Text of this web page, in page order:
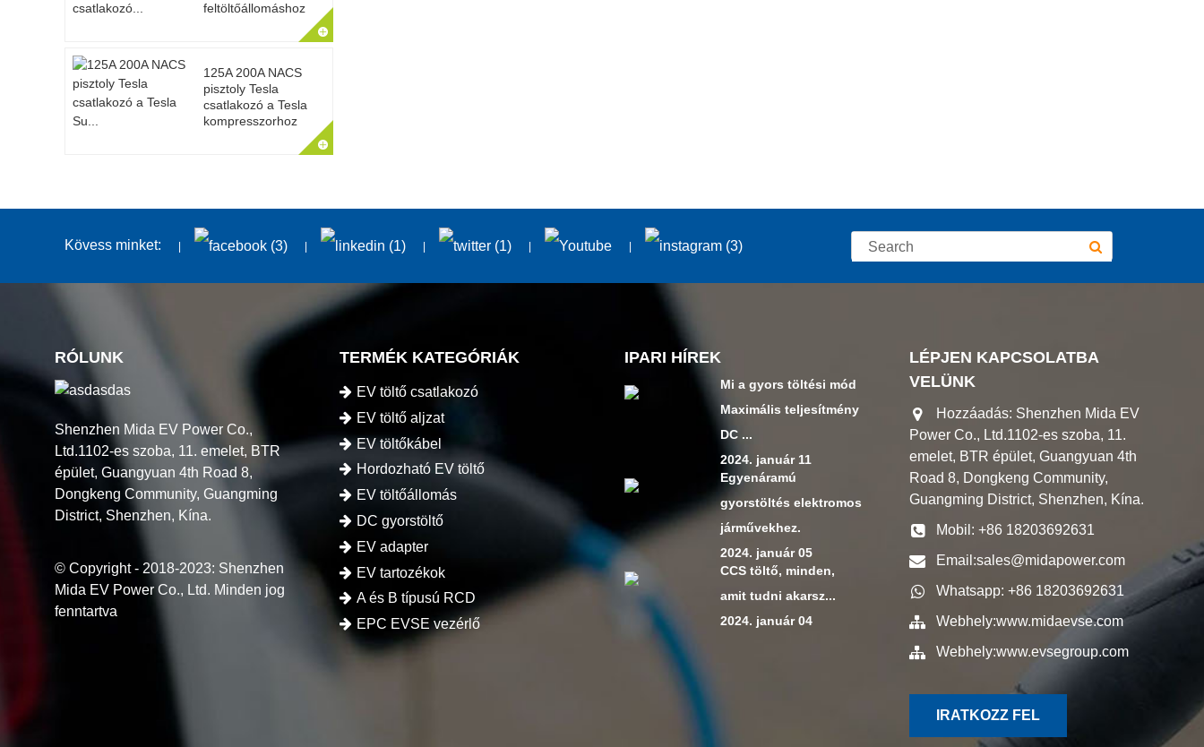
feltöltőállomáshoz
125A 200A NACS
pisztoly Tesla
csatlakozó a Tesla
kompresszorhoz
Kövess minket:
RÓLUNK
Shenzhen Mida EV Power Co.,
Ltd.1102-es szoba, 11. emelet, BTR
épület, Guangyuan 4th Road 8,
Dongkeng Community, Guangming
District, Shenzhen, Kína.
© Copyright - 2018-2023: Shenzhen
Mida EV Power Co., Ltd. Minden jog
fenntartva
TERMÉK KATEGÓRIÁK
EV töltő csatlakozó
EV töltő aljzat
EV töltőkábel
Hordozható EV töltő
EV töltőállomás
DC gyorstöltő
EV adapter
EV tartozékok
A és B típusú RCD
EPC EVSE vezérlő
IPARI HÍREK
Mi a gyors töltési mód
Maximális teljesítmény
DC ...
2024. január 11
Egyenáramú
gyorstöltés elektromos
járművekhez.
2024. január 05
CCS töltő, minden,
amit tudni akarsz...
2024. január 04
LÉPJEN KAPCSOLATBA
VELÜNK
Hozzáadás: Shenzhen Mida EV
Power Co., Ltd.1102-es szoba, 11.
emelet, BTR épület, Guangyuan 4th
Road 8, Dongkeng Community,
Guangming District, Shenzhen, Kína.
Mobil: +86 18203692631
Email:sales@midapower.com
Whatsapp: +86 18203692631
Webhely:www.midaevse.com
Webhely:www.evsegroup.com
IRATKOZZ FEL